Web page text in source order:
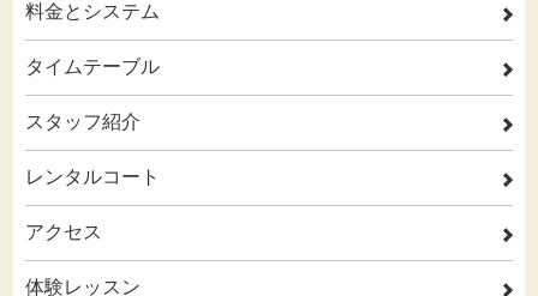
料金とシステム 2
タイムテーブル 2
スタッフ紹介 2
レンタルコート 2
アクセス 2
体験レッスン 2